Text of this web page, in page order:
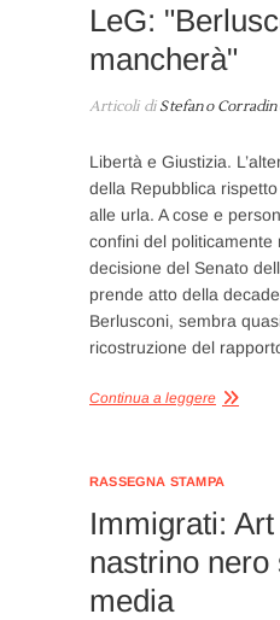
LeG:
mancherà"
Articoli diStefano
Libertà e Giustizia.
della Repubblica
alle urla. A cose e
confini del politicamente
decisione del Senato
prende atto della
Berlusconi, sembra
ricostruzione del
Continua a leggere
RASSEGNA STAMPA
Immigrati:
nastrino nero
media